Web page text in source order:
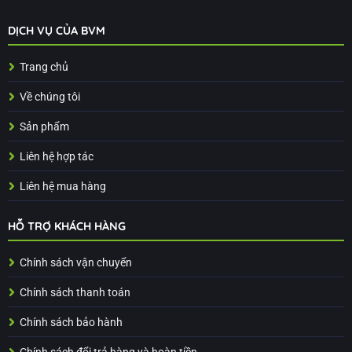
DỊCH VỤ CỦA BVM
Trang chủ
Về chúng tôi
Sản phẩm
Liên hệ hợp tác
Liên hệ mua hàng
HỖ TRỢ KHÁCH HÀNG
Chính sách vận chuyển
Chính sách thanh toán
Chính sách bảo hành